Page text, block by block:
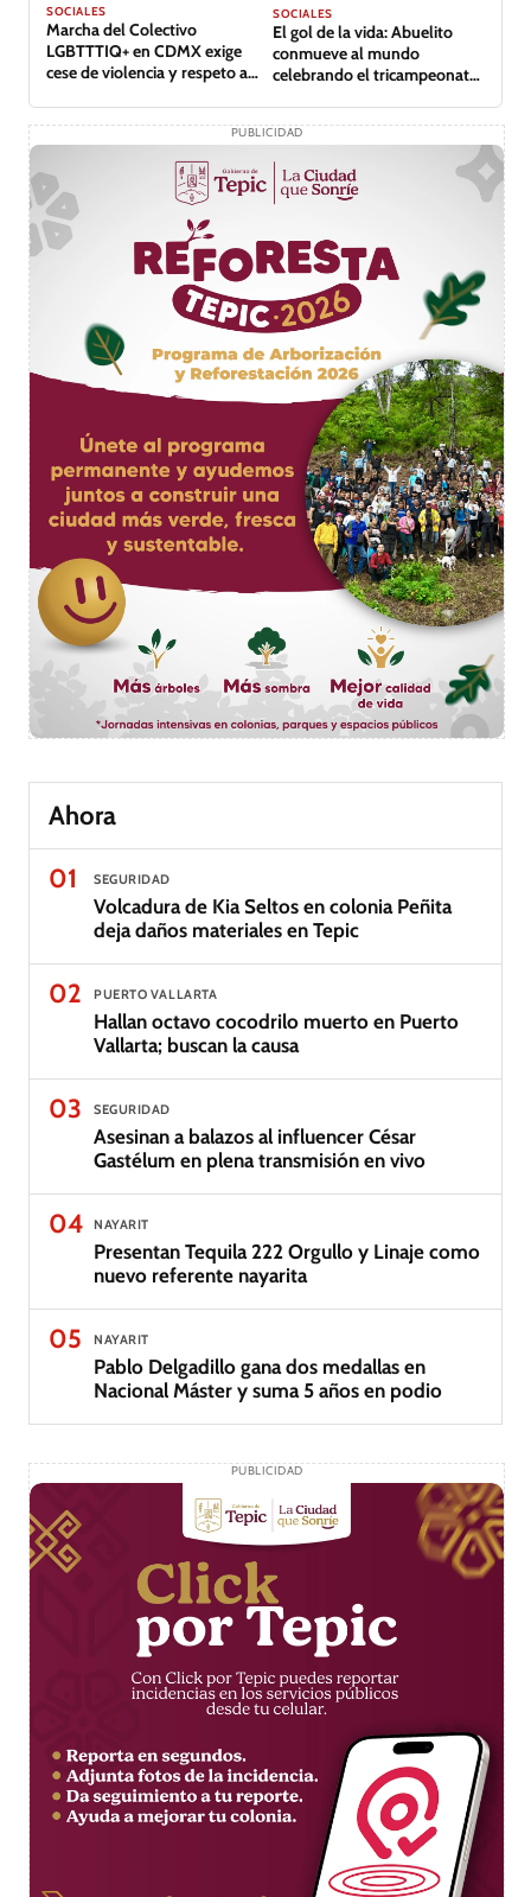
SOCIALES
Marcha del Colectivo
LGBTTTIQ+ en CDMX exige
cese de violencia y respeto a
SOCIALES
El gol de la vida: Abuelito
conmueve al mundo
celebrando el tricampeonato
PUBLICIDAD
Ahora
01
SEGURIDAD
Volcadura de Kia Seltos en colonia Peñita
deja daños materiales en Tepic
02 PUERTO VALLARTA
Hallan octavo cocodrilo muerto en Puerto
Vallarta; buscan la causa
03 SEGURIDAD
Asesinan a balazos al influencer César
Gastélum en plena transmisión en vivo
04 NAYARIT
Presentan Tequila 222 Orgullo y Linaje como
nuevo referente nayarita
05 NAYARIT
Pablo Delgadillo gana dos medallas en
Nacional Máster y suma 5 años en podio
PUBLICIDAD